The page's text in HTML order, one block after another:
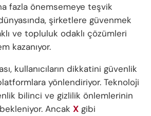
fazla önemsemeye teşvik
şirketlere güvenmek
ve topluluk odaklı çözümleri
kazanıyor.
kullanıcıların dikkatini güvenlik
yönlendiriyor. Teknoloji
bilinci ve gizlilik önlemlerinin
Ancak X gibi